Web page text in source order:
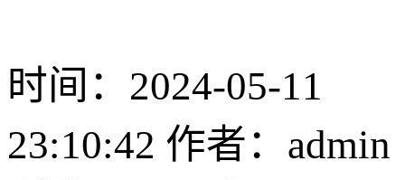
时间：2024-05-11
23:10:42 作者：admin